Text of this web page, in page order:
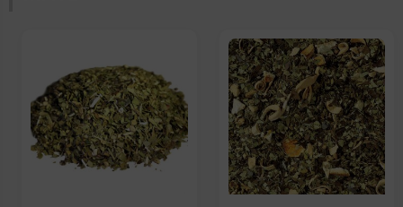
Elige: Peso/formato